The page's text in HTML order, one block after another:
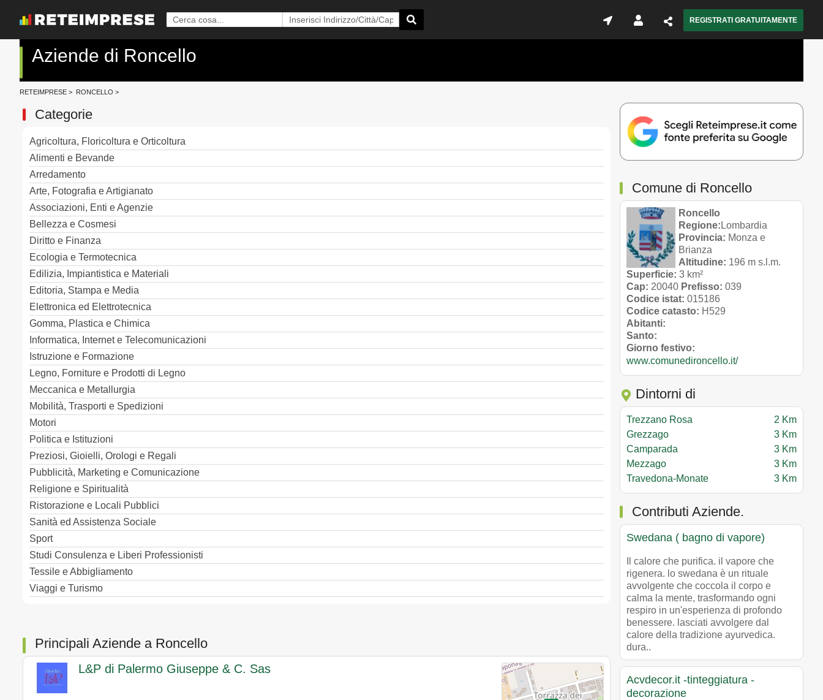
REGISTRATI GRATUITAMENTE
Aziende di Roncello
RETEIMPRESE > RONCELLO >
Categorie
Agricoltura, Floricoltura e Orticoltura
Alimenti e Bevande
Arredamento
Arte, Fotografia e Artigianato
Associazioni, Enti e Agenzie
Bellezza e Cosmesi
Diritto e Finanza
Ecologia e Termotecnica
Edilizia, Impiantistica e Materiali
Editoria, Stampa e Media
Elettronica ed Elettrotecnica
Gomma, Plastica e Chimica
Informatica, Internet e Telecomunicazioni
Istruzione e Formazione
Legno, Forniture e Prodotti di Legno
Meccanica e Metallurgia
Mobilità, Trasporti e Spedizioni
Motori
Politica e Istituzioni
Preziosi, Gioielli, Orologi e Regali
Pubblicità, Marketing e Comunicazione
Religione e Spiritualità
Ristorazione e Locali Pubblici
Sanità ed Assistenza Sociale
Sport
Studi Consulenza e Liberi Professionisti
Tessile e Abbigliamento
Viaggi e Turismo
Principali Aziende a Roncello
L&P di Palermo Giuseppe & C. Sas
Comune di Roncello
Roncello
Regione: Lombardia
Provincia: Monza e
Brianza
Altitudine: 196 m s.l.m.
Superficie: 3 km²
Cap: 20040 Prefisso: 039
Codice istat: 015186
Codice catasto: H529
Abitanti:
Santo:
Giorno festivo:
www.comunedironcello.it/
Dintorni di
Trezzano Rosa
2 Km
Grezzago
3 Km
Camparada
3 Km
Mezzago
3 Km
Travedona-Monate
3 Km
Contributi Aziende.
Swedana ( bagno di vapore)
Il calore che purifica. il vapore che
rigenera. lo swedana è un rituale
avvolgente che coccola il corpo e
calma la mente, trasformando ogni
respiro in un'esperienza di profondo
benessere. lasciati avvolgere dal
calore della tradizione ayurvedica.
dura..
Acvdecor.it -tinteggiatura -
decorazione